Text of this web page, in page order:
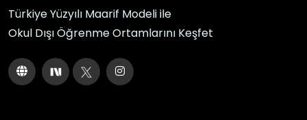
Türkiye Yüzyılı Maarif Modeli ile
Okul Dışı Öğrenme Ortamlarını Keşfet